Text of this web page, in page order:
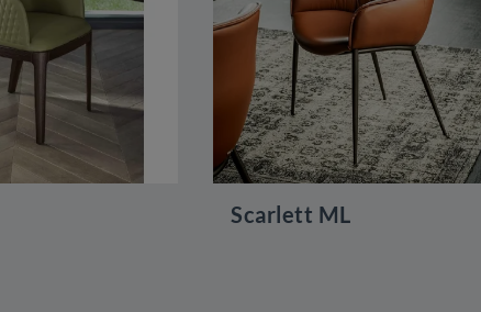
Scarlett ML